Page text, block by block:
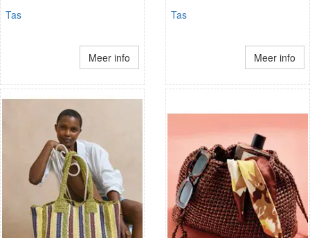
Tas
Meer info
Tas
Meer info